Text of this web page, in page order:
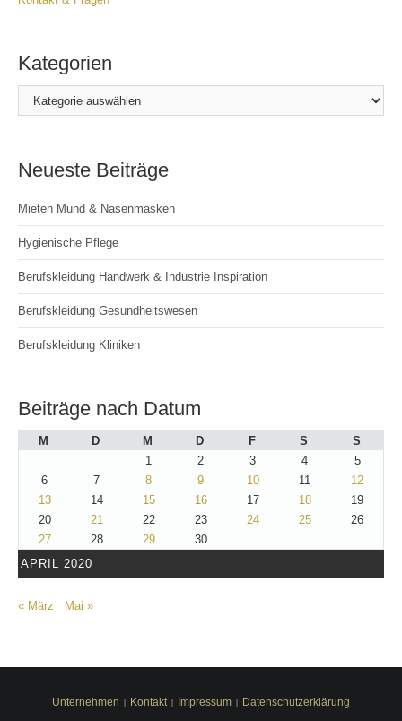
Kategorien
Kategorien
Neueste Beiträge
Mieten Mund & Nasenmasken
Hygienische Pflege
Berufskleidung Handwerk & Industrie Inspiration
Berufskleidung Gesundheitswesen
Berufskleidung Kliniken
Beiträge nach Datum
APRIL 2020
M D M D F S
S
1
2 3 4
5
6
7 8 9 10 11
12
13
14 15 16 17 18
19
20
21 22 23 24 25
26
27
28 29 30
« März Mai »
Unternehmen Kontakt Impressum Datenschutzerklärung